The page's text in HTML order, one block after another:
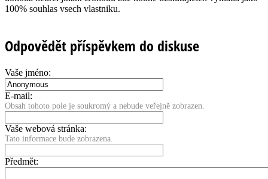
100% souhlas vsech vlastniku.
Odpovědět příspěvkem do diskuse
Vaše jméno:
E-mail:
Obsah tohoto pole je soukromý a nebude veřejně zobrazen.
Vaše webová stránka:
Tato informace bude zobrazena.
Předmět: